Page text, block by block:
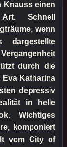
Knauss einen
Schnell
wenn
durch die
Eva Katharina
depressiv
in helle
Wichtiges
komponiert
vom City of